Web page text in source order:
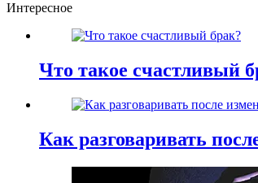
Интересное
Что такое счастливый
Как разговаривать